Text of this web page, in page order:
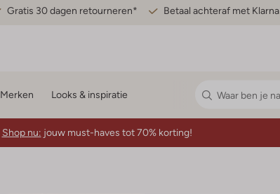
Gratis 30 dagen retourneren* Betaal achteraf met Klarna
Merken Looks & inspiratie
Shop nu: jouw must-haves tot 70% korting!